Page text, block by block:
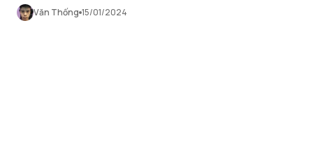
những cách chọn kênh marketing phù hợp với từng loại hình
kinh doanh BĐS qua bài viết sau!
Văn Thống 15/01/2024